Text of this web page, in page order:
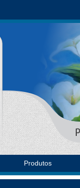
Produtos